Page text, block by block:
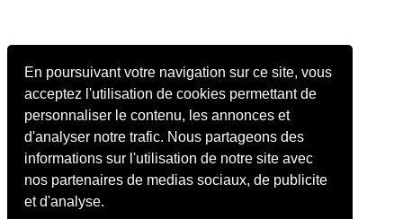
En poursuivant votre navigation sur ce site, vous
acceptez l'utilisation de cookies permettant de
personnaliser le contenu, les annonces et
d'analyser notre trafic. Nous partageons des
informations sur l'utilisation de notre site avec
nos partenaires de medias sociaux, de publicite
et d'analyse.